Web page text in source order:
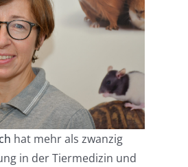
hat mehr als zwanzig
in der Tiermedizin und